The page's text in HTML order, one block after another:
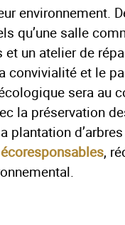
environnement.
qu’une salle
et un atelier de
convivialité et le
sera au
la préservation
plantation
,